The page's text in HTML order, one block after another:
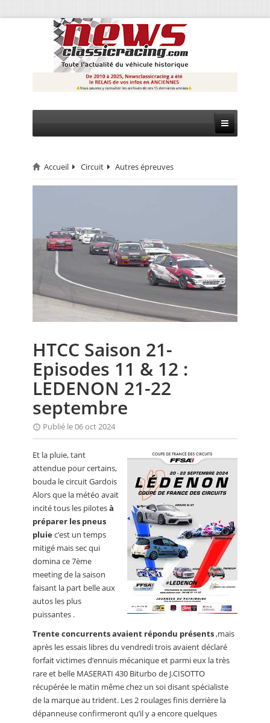
CIRCUIT
MONTAGNE
EVÈNEMENTS
CALENDRIER
FOCUS
ANNUAIRES
PETITES ANNONCES
Accueil Circuit Autres épreuves
HTCC Saison 21-
Episodes 11 & 12 :
LEDENON 21-22
septembre
Publié le 06 oct 2024
Et la pluie, tant
attendue pour certains,
bouda le circuit Gardois
Alors que la météo avait
incité tous les pilotesà
préparer les pneus
pluiec’est un temps
mitigé mais sec qui
domina ce 7ème
meeting de la saison
faisant la part belle aux
autos les plus
puissantes .
Trente concurrents avaient répondu présents,mais
après les essais libres du vendredi trois avaient déclaré
forfait victimes d’ennuis mécanique et parmi eux la très
rare et belle MASERATI 430 Biturbo de J.CISOTTO
récupérée le matin même chez un soi disant spécialiste
de la marque au trident. Les 2 roulages finis derrière la
dépanneuse confirmeront qu’il y a encore quelques